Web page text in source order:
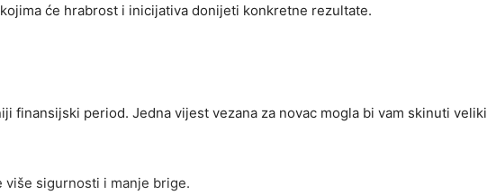
će hrabrost i inicijativa donijeti konkretne rezultate.
finansijski period. Jedna vijest vezana za novac mogla bi vam skinuti veliki
više sigurnosti i manje brige.